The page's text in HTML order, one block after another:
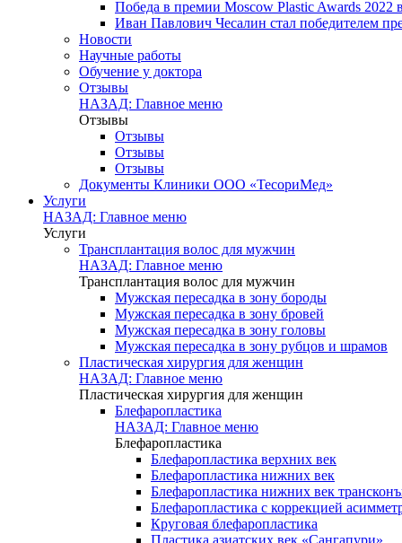
Победа в премии Moscow Plastic Awards
Иван Павлович Чесалин стал победителем
Новости
Научные работы
Обучение у доктора
Отзывы
НАЗАД: Главное меню
Отзывы
Отзывы
Отзывы
Отзывы
Документы Клиники ООО «ТесориМед»
Услуги
НАЗАД: Главное меню
Услуги
Трансплантация волос для мужчин
НАЗАД: Главное меню
Трансплантация волос для мужчин
Мужская пересадка в зону бороды
Мужская пересадка в зону бровей
Мужская пересадка в зону головы
Мужская пересадка в зону рубцов и шрамов
Пластическая хирургия для женщин
НАЗАД: Главное меню
Пластическая хирургия для женщин
Блефаропластика
НАЗАД: Главное меню
Блефаропластика
Блефаропластика верхних век
Блефаропластика нижних век
Блефаропластика нижних век
Блефаропластика с коррекцией
Круговая блефаропластика
Пластика азиатских век «Сангапури»